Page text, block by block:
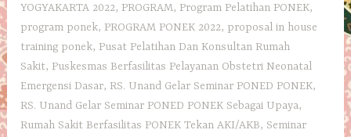
YOGYAKARTA 2022, PROGRAM, Program Pelatihan PONEK,
program ponek, PROGRAM PONEK 2022, proposal in house
training ponek, Pusat Pelatihan Dan Konsultan Rumah
Sakit, Puskesmas Berfasilitas Pelayanan Obstetri Neonatal
Emergensi Dasar, RS. Unand Gelar Seminar PONED PONEK,
RS. Unand Gelar Seminar PONED PONEK Sebagai Upaya,
Rumah Sakit Berfasilitas PONEK Tekan AKI/AKB, Seminar